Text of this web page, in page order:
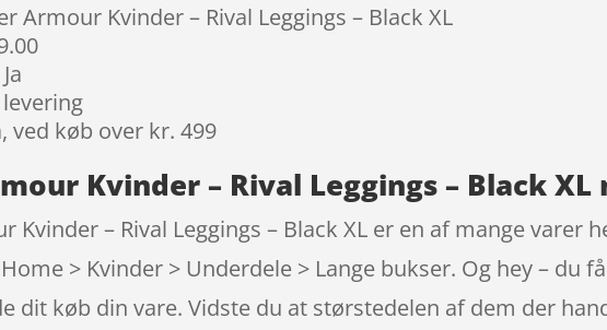
Armour Kvinder – Rival Leggings – Black XL
ved køb over kr. 499
Kvinder – Rival Leggings – Black
Kvinder – Rival Leggings – Black XL er en af mange varer
> Kvinder > Underdele > Lange bukser. Og hey – du
dit køb din vare. Vidste du at størstedelen af dem der